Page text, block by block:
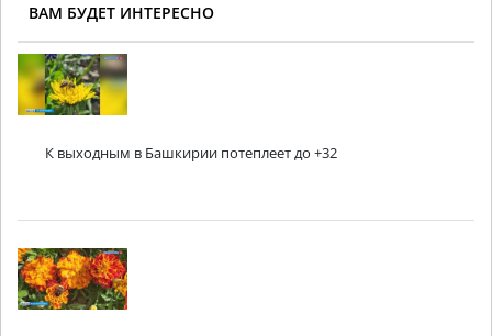
ВАМ БУДЕТ ИНТЕРЕСНО
К выходным в Башкирии потеплеет до +32